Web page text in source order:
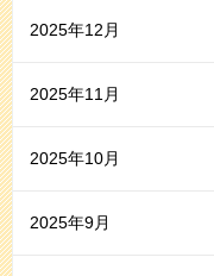
2025年12月
2025年11月
2025年10月
2025年9月